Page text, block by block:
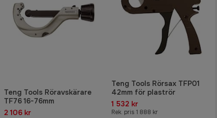
Teng Tools Röravskärare
TF76 16-76mm
2 106 kr
Teng Tools Rörsax TFP01
42mm för plaströr
1 532 kr
Rek. pris 1 888 kr